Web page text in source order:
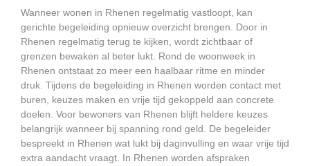
Wanneer wonen in Rhenen regelmatig vastloopt, kan
gerichte begeleiding opnieuw overzicht brengen. Door in
Rhenen regelmatig terug te kijken, wordt zichtbaar of
grenzen bewaken al beter lukt. Rond de woonweek in
Rhenen ontstaat zo meer een haalbaar ritme en minder
druk. Tijdens de begeleiding in Rhenen worden contact met
buren, keuzes maken en vrije tijd gekoppeld aan concrete
doelen. Voor bewoners van Rhenen blijft heldere keuzes
belangrijk wanneer bij spanning rond geld. De begeleider
bespreekt in Rhenen wat lukt bij daginvulling en waar vrije tijd
extra aandacht vraagt. In Rhenen worden afspraken